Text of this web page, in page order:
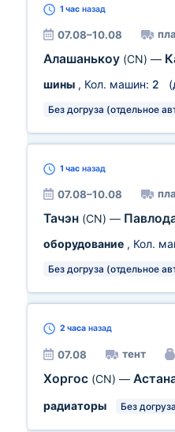
1 час назад
07.08–10.08
Алашанькоу (CN) —
шины , Кол. машин: 2
Без догруза (отдельное
1 час назад
07.08–10.08
Тачэн (CN) —
оборудование , Кол.
Без догруза (отдельное
2 часа назад
07.08 тент
Хоргос (CN) —
радиаторы
Без